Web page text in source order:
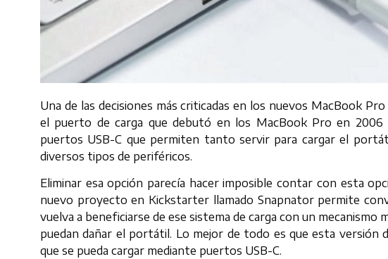
Una de las decisiones más criticadas en los nuevos MacBook
el puerto de carga que debutó en los MacBook Pro en 2006
puertos USB-C que permiten tanto servir para cargar el
diversos tipos de periféricos.
Eliminar esa opción parecía hacer imposible contar con esta
nuevo proyecto en Kickstarter llamado Snapnator permite
vuelva a beneficiarse de ese sistema de carga con un
puedan dañar el portátil. Lo mejor de todo es que esta versión
que se pueda cargar mediante puertos USB-C.